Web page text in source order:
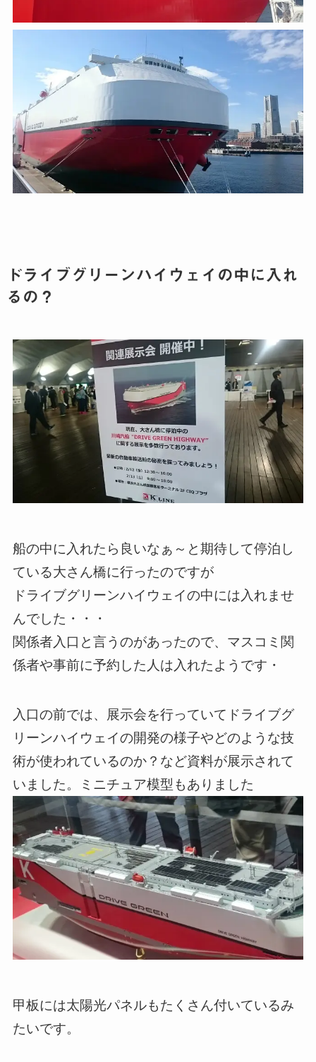
ドライブグリーンハイウェイの中に入れ
るの？
船の中に入れたら良いなぁ～と期待して停泊し
ている大さん橋に行ったのですが
ドライブグリーンハイウェイの中には入れませ
んでした・・・
関係者入口と言うのがあったので、マスコミ関
係者や事前に予約した人は入れたようです・
入口の前では、展示会を行っていてドライブグ
リーンハイウェイの開発の様子やどのような技
術が使われているのか？など資料が展示されて
いました。ミニチュア模型もありました
甲板には太陽光パネルもたくさん付いているみ
たいです。